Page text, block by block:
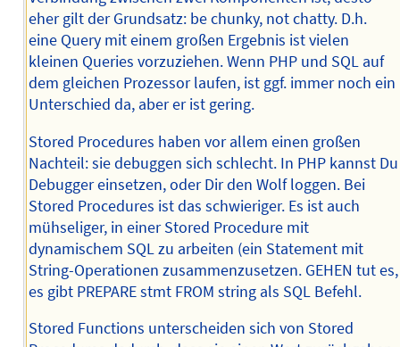
eher gilt der Grundsatz: be chunky, not chatty. D.h.
eine Query mit einem großen Ergebnis ist vielen
kleinen Queries vorzuziehen. Wenn PHP und SQL auf
dem gleichen Prozessor laufen, ist ggf. immer noch ein
Unterschied da, aber er ist gering.
Stored Procedures haben vor allem einen großen
Nachteil: sie debuggen sich schlecht. In PHP kannst Du
Debugger einsetzen, oder Dir den Wolf loggen. Bei
Stored Procedures ist das schwieriger. Es ist auch
mühseliger, in einer Stored Procedure mit
dynamischem SQL zu arbeiten (ein Statement mit
String-Operationen zusammenzusetzen. GEHEN tut es,
es gibt PREPARE stmt FROM string als SQL Befehl.
Stored Functions unterscheiden sich von Stored